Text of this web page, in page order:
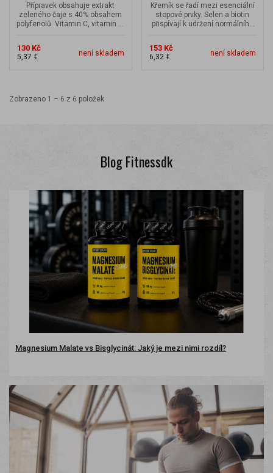
Přípravek obsahuje extrakt
zeleného čaje s 40% obsahem
polyfenolů. Vitamin C, vitamin E,
130 Kč
5,37 € není skladem
Křemík se řadí mezi esenciální
stopové prvky. Selen a biotin
přispívají k udržení normálního
153 Kč
6,32 € není skladem
Zobrazeno 1 – 6 z 6 položek
Blog Fitnessdk
Magnesium Malate vs Bisglycinát: Jaký je mezi nimi rozdíl?